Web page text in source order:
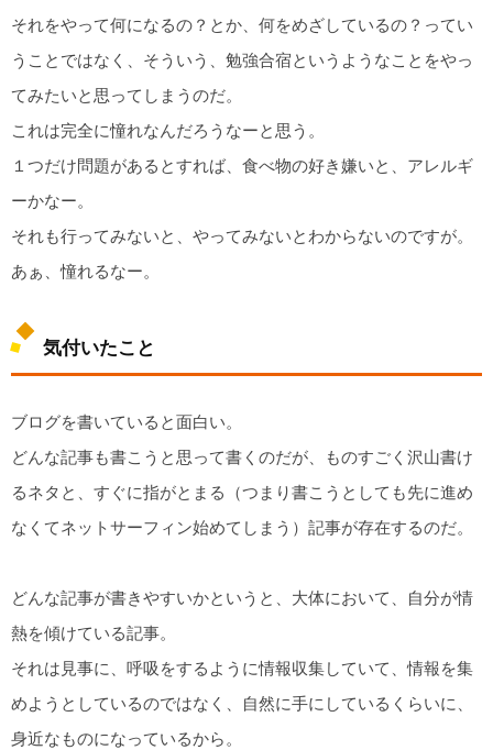
それをやって何になるの？とか、何をめざしているの？ってい
うことではなく、そういう、勉強合宿というようなことをやっ
てみたいと思ってしまうのだ。
これは完全に憧れなんだろうなーと思う。
１つだけ問題があるとすれば、食べ物の好き嫌いと、アレルギ
ーかなー。
それも行ってみないと、やってみないとわからないのですが。
あぁ、憧れるなー。
気付いたこと
ブログを書いていると面白い。
どんな記事も書こうと思って書くのだが、ものすごく沢山書け
るネタと、すぐに指がとまる（つまり書こうとしても先に進め
なくてネットサーフィン始めてしまう）記事が存在するのだ。
どんな記事が書きやすいかというと、大体において、自分が情
熱を傾けている記事。
それは見事に、呼吸をするように情報収集していて、情報を集
めようとしているのではなく、自然に手にしているくらいに、
身近なものになっているから。